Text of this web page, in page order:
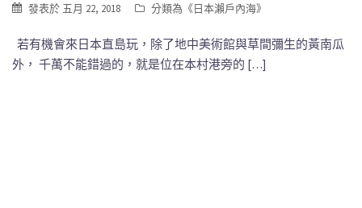
發表於 五月 22, 2018 分類為《日本瀨戶內海》
若有機會來日本直島玩，除了地中美術館與草間彌生的黃南瓜
外， 千萬不能錯過的，就是位在本村港旁的 […]